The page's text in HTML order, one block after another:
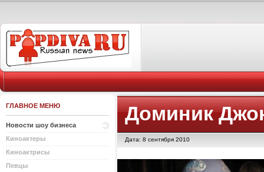
ГЛАВНОЕ МЕНЮ
Новости шоу бизнеса
Киноактеры
Киноактрисы
Певцы
Доминик
Дата: 8 сентября 2010